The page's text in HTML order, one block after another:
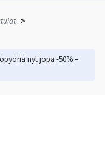
>
nyt jopa -50% –